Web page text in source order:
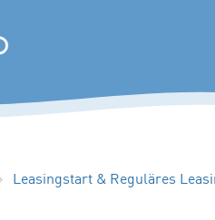
Leasingstart & Reguläres